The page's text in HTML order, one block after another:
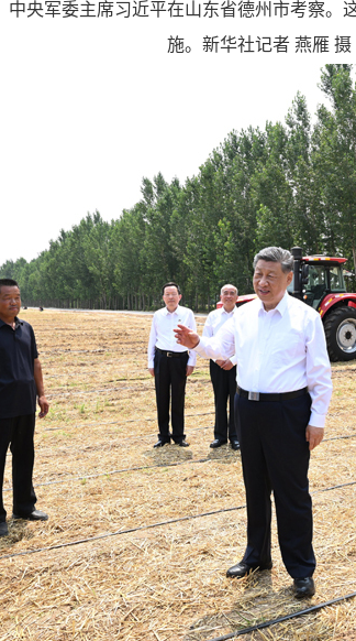
中央军委主席习近平在山东省德州市考察
施。新华社记者 燕雁 摄